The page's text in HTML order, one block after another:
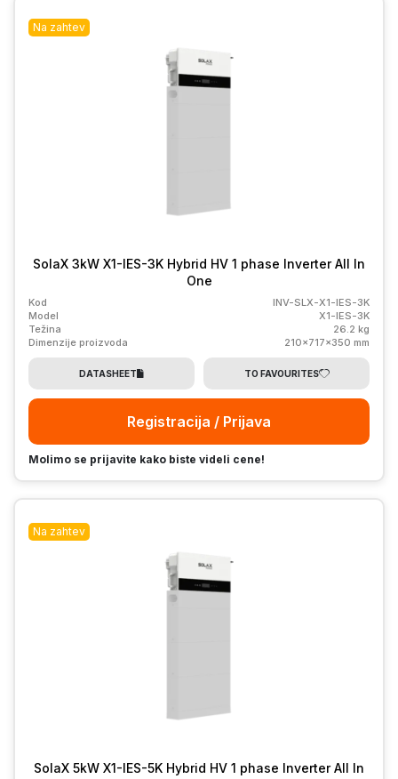
Na zahtev
SolaX 3kW X1-IES-3K Hybrid HV 1 phase Inverter All In
One
Kod
INV-SLX-X1-IES-3K
Model
X1-IES-3K
Težina
26.2 kg
Dimenzije proizvoda
210x717x350 mm
DATASHEET TO FAVOURITES
Registracija / Prijava
Molimo se prijavite kako biste videli cene!
Na zahtev
SolaX 5kW X1-IES-5K Hybrid HV 1 phase Inverter All In